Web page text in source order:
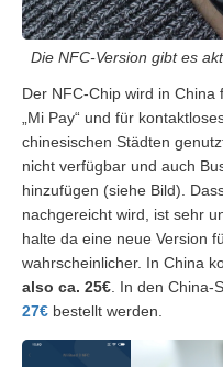
Die NFC-Version gibt es
Der NFC-Chip wird in
„Mi Pay“ und für
chinesischen Städten
nicht verfügbar und auch
hinzufügen (siehe Bild).
nachgereicht wird, ist sehr
halte da eine neue Version
wahrscheinlicher. In China
also ca. 25€ . In den
27€ bestellt werden.